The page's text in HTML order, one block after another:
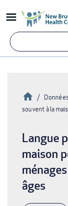
au
contenu
principal
Accueil
souvent à la
Langue
maison
âges